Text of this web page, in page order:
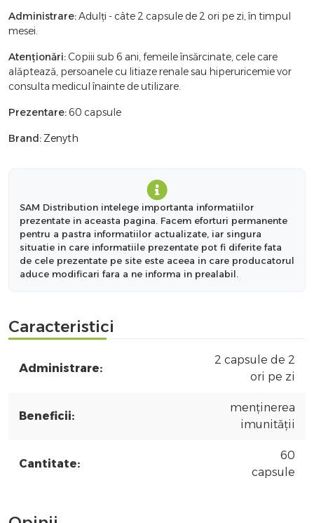
Administrare:Adulți - câte 2 capsule de 2 ori pe zi, în timpul
mesei.
Atenționări:Copiii sub 6 ani, femeile însărcinate, cele care
alăptează, persoanele cu litiaze renale sau hiperuricemie vor
consulta medicul înainte de utilizare.
Prezentare:60 capsule
Brand: Zenyth
SAM Distribution intelege importanta informatiilor
prezentate in aceasta pagina. Facem eforturi permanente
pentru a pastra informatiilor actualizate, iar singura
situatie in care informatiile prezentate pot fi diferite fata
de cele prezentate pe site este aceea in care producatorul
aduce modificari fara a ne informa in prealabil.
Caracteristici
Administrare:
2 capsule de 2
ori pe zi
Beneficii:
menținerea
imunității
Cantitate:
60
capsule